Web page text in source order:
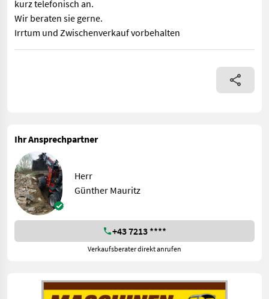
kurz telefonisch an.
Wir beraten sie gerne.
Irrtum und Zwischenverkauf vorbehalten
Verkaufe Cangini Mulcher TC1-100 -verschiedene
Ihr Ansprechpartner
Herr
Günther Mauritz
+43 7213 ****
Verkaufsberater direkt anrufen